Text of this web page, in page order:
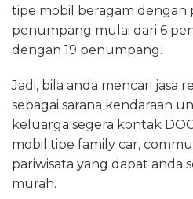
tipe mobil beragam dengan
penumpang mulai dari 6
dengan 19 penumpang.
Jadi, bila anda mencari jasa
sebagai sarana kendaraan
keluarga segera kontak
mobil tipe family car,
pariwisata yang dapat anda
murah.